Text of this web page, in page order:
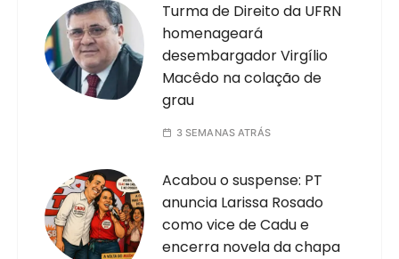
Turma de Direito da UFRN
homenageará
desembargador Virgílio
Macêdo na colação de
grau
3 SEMANAS ATRÁS
Acabou o suspense: PT
anuncia Larissa Rosado
como vice de Cadu e
encerra novela da chapa